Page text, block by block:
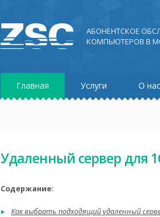
АБОНЕНТСКОЕ
КОМПЬЮТЕРОВ В
Главная Услуги О нас
Удаленный сервер для
Содержание:
Как выбрать подходящий удаленный